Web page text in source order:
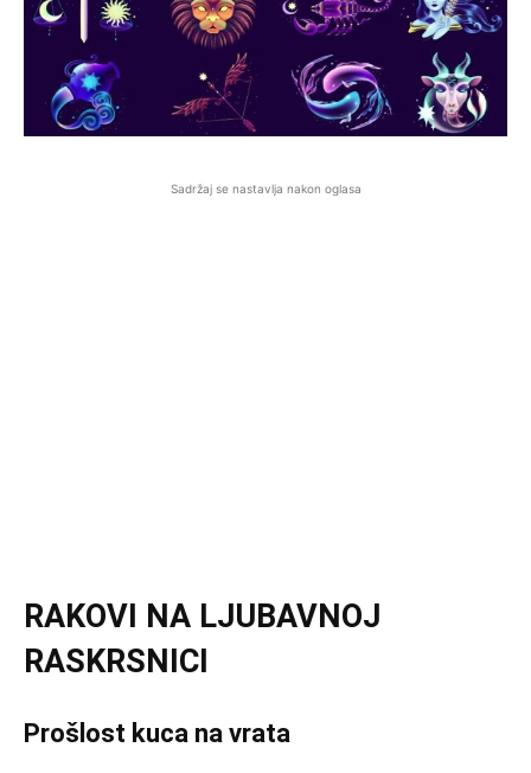
Sadržaj se nastavlja nakon oglasa
RAKOVI NA LJUBAVNOJ
RASKRSNICI
Prošlost kuca na vrata